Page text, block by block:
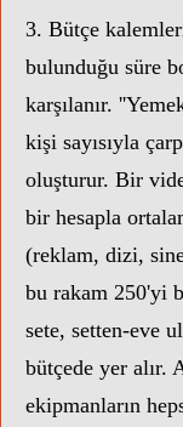
3. Bütçe
bulunduğu süre
karşılanır.
kişi sayısıyla
oluşturur. Bir
bir hesapla
(reklam, dizi,
bu rakam 250'yi
sete, setten-eve
bütçede yer alır.
ekipmanların